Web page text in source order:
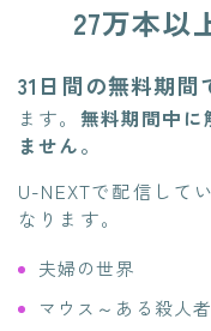
27万本以
31日間の無料期間
ます。 無料期間中に
ません。
U-NEXTで配信して
なります。
夫婦の世界
マウス～ある殺人